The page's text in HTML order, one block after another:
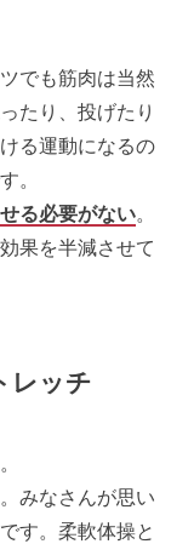
でも筋肉は当然
たり、投げたり
る運動になるの
。
る必要がない。
果を半減させて
レッチ
みなさんが思い
す。柔軟体操と